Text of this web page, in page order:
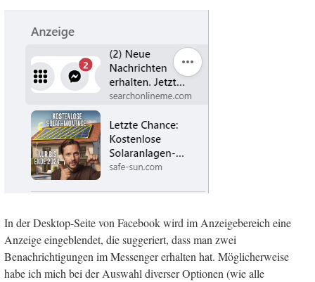
In der Desktop-Seite von Facebook wird im Anzeigebereich eine
Anzeige eingeblendet, die suggeriert, dass man zwei
Benachrichtigungen im Messenger erhalten hat. Möglicherweise
habe ich mich bei der Auswahl diverser Optionen (wie alle